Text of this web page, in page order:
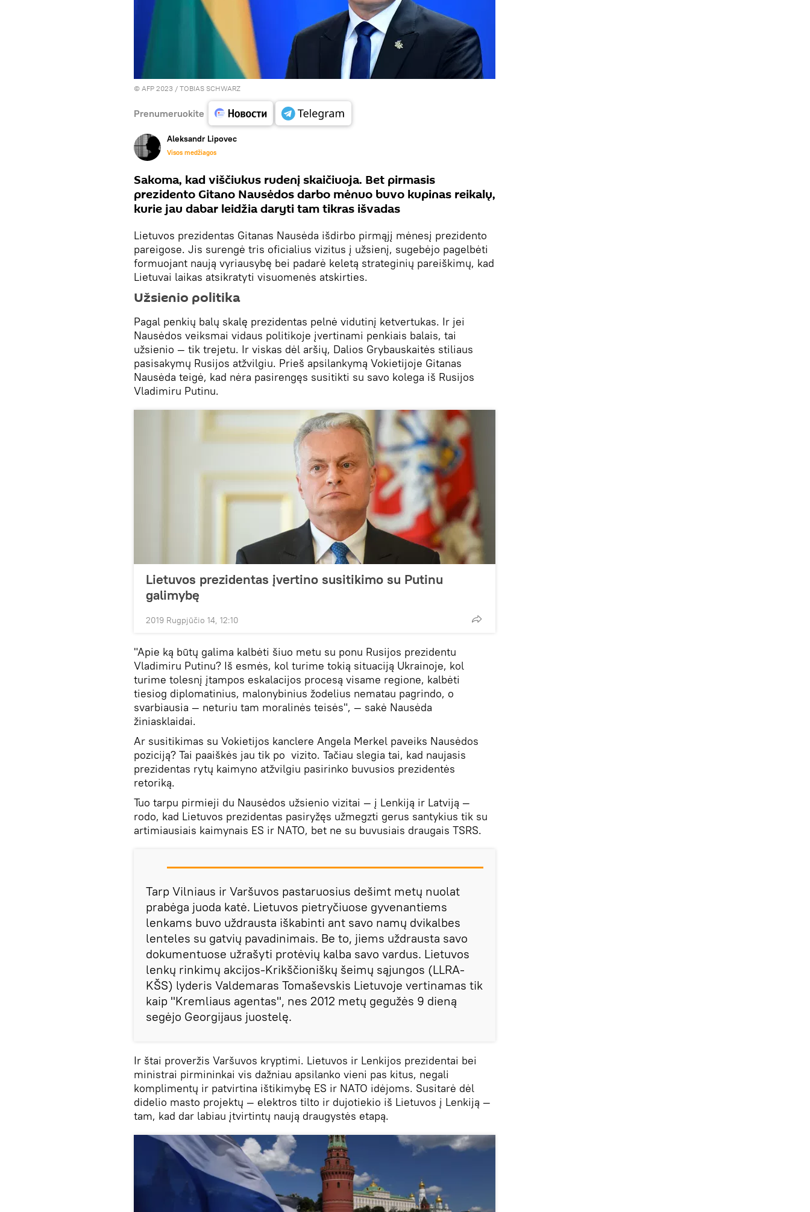
© AFP 2023 / TOBIAS SCHWARZ
Prenumeruokite
Aleksandr Lipovec
Visos medžiagos
Sakoma, kad viščiukus rudenį skaičiuoja. Bet pirmasis
prezidento Gitano Nausėdos darbo mėnuo buvo kupinas reikalų,
kurie jau dabar leidžia daryti tam tikras išvadas
Lietuvos prezidentas Gitanas Nausėda išdirbo pirmąjį mėnesį prezidento
pareigose. Jis surengė tris oficialius vizitus į užsienį, sugebėjo pagelbėti
formuojant naują vyriausybę bei padarė keletą strateginių pareiškimų, kad
Lietuvai laikas atsikratyti visuomenės atskirties.
Užsienio politika
Pagal penkių balų skalę prezidentas pelnė vidutinį ketvertukas. Ir jei
Nausėdos veiksmai vidaus politikoje įvertinami penkiais balais, tai
užsienio — tik trejetu. Ir viskas dėl aršių, Dalios Grybauskaitės stiliaus
pasisakymų Rusijos atžvilgiu. Prieš apsilankymą Vokietijoje Gitanas
Nausėda teigė, kad nėra pasirengęs susitikti su savo kolega iš Rusijos
Vladimiru Putinu.
Lietuvos prezidentas įvertino susitikimo su Putinu
galimybę
2019 Rugpjūčio 14, 12:10
"Apie ką būtų galima kalbėti šiuo metu su ponu Rusijos prezidentu
Vladimiru Putinu? Iš esmės, kol turime tokią situaciją Ukrainoje, kol
turime tolesnį įtampos eskalacijos procesą visame regione, kalbėti
tiesiog diplomatinius, malonybinius žodelius nematau pagrindo, o
svarbiausia — neturiu tam moralinės teisės", — sakė Nausėda
žiniasklaidai.
Ar susitikimas su Vokietijos kanclere Angela Merkel paveiks Nausėdos
poziciją? Tai paaiškės jau tik po vizito. Tačiau slegia tai, kad naujasis
prezidentas rytų kaimyno atžvilgiu pasirinko buvusios prezidentės
retoriką.
Tuo tarpu pirmieji du Nausėdos užsienio vizitai — į Lenkiją ir Latviją —
rodo, kad Lietuvos prezidentas pasiryžęs užmegzti gerus santykius tik su
artimiausiais kaimynais ES ir NATO, bet ne su buvusiais draugais TSRS.
Tarp Vilniaus ir Varšuvos pastaruosius dešimt metų nuolat
prabėga juoda katė. Lietuvos pietryčiuose gyvenantiems
lenkams buvo uždrausta iškabinti ant savo namų dvikalbes
lenteles su gatvių pavadinimais. Be to, jiems uždrausta savo
dokumentuose užrašyti protėvių kalba savo vardus. Lietuvos
lenkų rinkimų akcijos-Krikščioniškų šeimų sąjungos (LLRA-
KŠS) lyderis Valdemaras Tomaševskis Lietuvoje vertinamas tik
kaip "Kremliaus agentas", nes 2012 metų gegužės 9 dieną
segėjo Georgijaus juostelę.
Ir štai proveržis Varšuvos kryptimi. Lietuvos ir Lenkijos prezidentai bei
ministrai pirmininkai vis dažniau apsilanko vieni pas kitus, negali
komplimentų ir patvirtina ištikimybę ES ir NATO idėjoms. Susitarė dėl
didelio masto projektų — elektros tilto ir dujotiekio iš Lietuvos į Lenkiją —
tam, kad dar labiau įtvirtintų naują draugystės etapą.